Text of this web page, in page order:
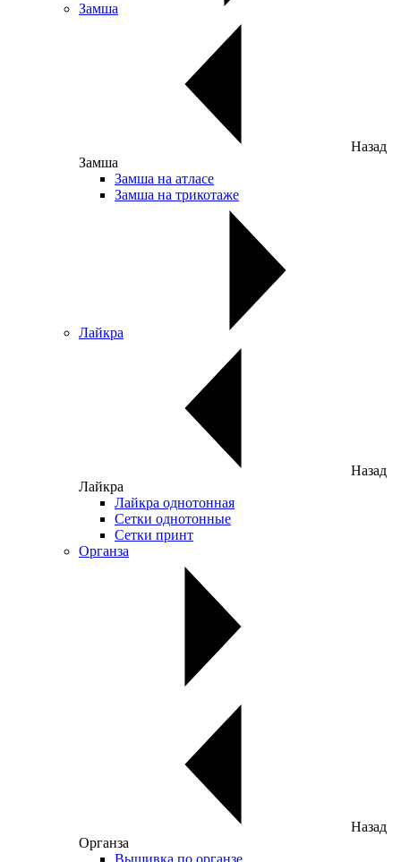
Замша
Назад
Замша
Замша на атласе
Замша на трикотаже
Лайкра
Назад
Лайкра
Лайкра однотонная
Сетки однотонные
Сетки принт
Органза
Назад
Органза
Вышивка по органзе